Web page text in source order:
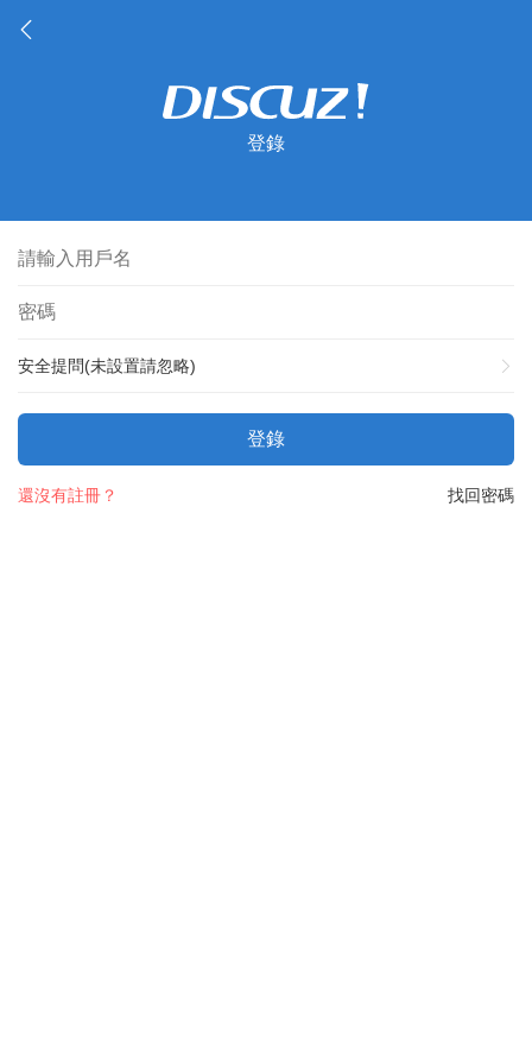
登錄
安全提問(未設置請忽略)
登錄
找回密碼
還沒有註冊？